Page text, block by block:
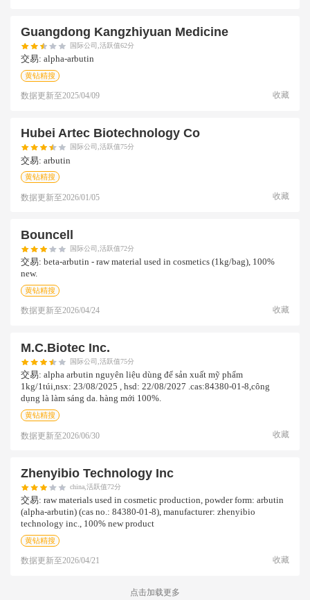
Guangdong Kangzhiyuan Medicine
国际公司,活跃值62分
交易: alpha-arbutin
黄钻精搜
数据更新至2025/04/09 收藏
Hubei Artec Biotechnology Co
国际公司,活跃值75分
交易: arbutin
黄钻精搜
数据更新至2026/01/05 收藏
Bouncell
国际公司,活跃值72分
交易: beta-arbutin - raw material used in cosmetics (1kg/bag), 100%
new.
黄钻精搜
数据更新至2026/04/24 收藏
M.c.biotec Inc.
国际公司,活跃值75分
交易: alpha arbutin nguyên liệu dùng để sản xuất mỹ phẩm
1kg/1túi,nsx: 23/08/2025 , hsd: 22/08/2027 .cas:84380-01-8,công
dụng là làm sáng da. hàng mới 100%.
黄钻精搜
数据更新至2026/06/30 收藏
Zhenyibio Technology Inc
china,活跃值72分
交易: raw materials used in cosmetic production, powder form: arbutin
(alpha-arbutin) (cas no.: 84380-01-8), manufacturer: zhenyibio
technology inc., 100% new product
黄钻精搜
数据更新至2026/04/21 收藏
点击加载更多